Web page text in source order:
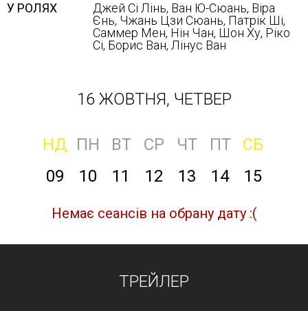
У РОЛЯХ
Джей Сі Лінь, Ван Ю-Сюань, Віра
Єнь, Чжань Цзи Сюань, Патрік Ші,
Саммер Мен, Нін Чан, Шон Ху, Ріко
Сі, Борис Ван, Лінус Ван
16 ЖОВТНЯ, ЧЕТВЕР
НД ПН ВТ СР ЧТ ПТ
СБ
09
10 11 12 13 14 15
Немає сеансів на обрану дату :(
ТРЕЙЛЕР